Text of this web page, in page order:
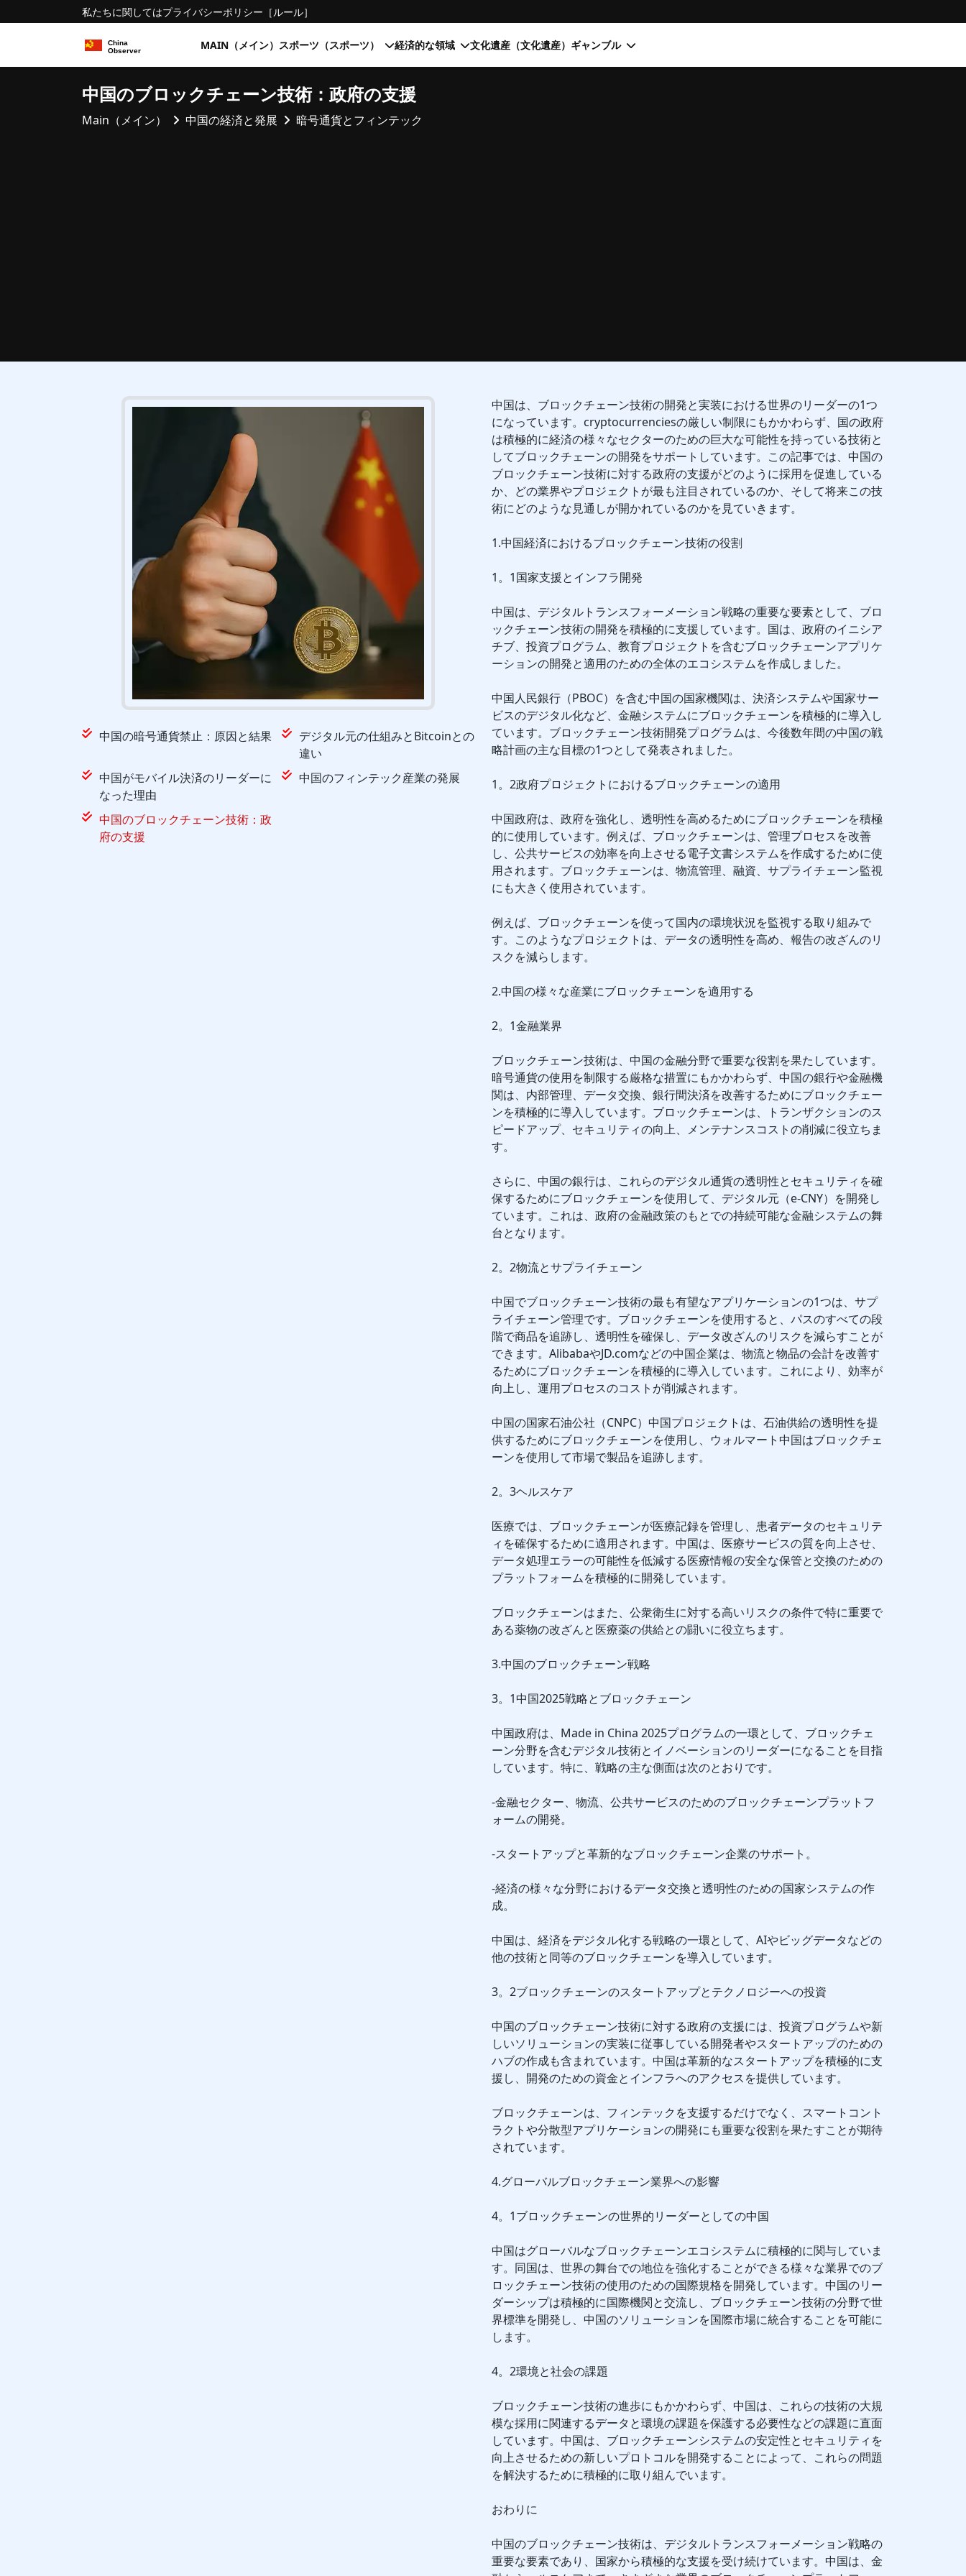
私たちに関してはプライバシーポリシー ［ルール］
MAIN（メイン） スポーツ（スポーツ） 経済的な領域 文化遺産（文化遺産） ギャンブル
中国のブロックチェーン技術：政府の支援
Main（メイン） 中国の経済と発展 暗号通貨とフィンテック
中国の暗号通貨禁止：原因と結果
デジタル元の仕組みとBitcoinとの
違い
中国がモバイル決済のリーダーに
なった理由
中国のフィンテック産業の発展
中国のブロックチェーン技術：政
府の支援
中国は、ブロックチェーン技術の開発と実装における世界のリーダーの1つ
になっています。cryptocurrenciesの厳しい制限にもかかわらず、国の政府
は積極的に経済の様々なセクターのための巨大な可能性を持っている技術と
してブロックチェーンの開発をサポートしています。この記事では、中国の
ブロックチェーン技術に対する政府の支援がどのように採用を促進している
か、どの業界やプロジェクトが最も注目されているのか、そして将来この技
術にどのような見通しが開かれているのかを見ていきます。
1.中国経済におけるブロックチェーン技術の役割
1。1国家支援とインフラ開発
中国は、デジタルトランスフォーメーション戦略の重要な要素として、ブロ
ックチェーン技術の開発を積極的に支援しています。国は、政府のイニシア
チブ、投資プログラム、教育プロジェクトを含むブロックチェーンアプリケ
ーションの開発と適用のための全体のエコシステムを作成しました。
中国人民銀行（PBOC）を含む中国の国家機関は、決済システムや国家サー
ビスのデジタル化など、金融システムにブロックチェーンを積極的に導入し
ています。ブロックチェーン技術開発プログラムは、今後数年間の中国の戦
略計画の主な目標の1つとして発表されました。
1。2政府プロジェクトにおけるブロックチェーンの適用
中国政府は、政府を強化し、透明性を高めるためにブロックチェーンを積極
的に使用しています。例えば、ブロックチェーンは、管理プロセスを改善
し、公共サービスの効率を向上させる電子文書システムを作成するために使
用されます。ブロックチェーンは、物流管理、融資、サプライチェーン監視
にも大きく使用されています。
例えば、ブロックチェーンを使って国内の環境状況を監視する取り組みで
す。このようなプロジェクトは、データの透明性を高め、報告の改ざんのリ
スクを減らします。
2.中国の様々な産業にブロックチェーンを適用する
2。1金融業界
ブロックチェーン技術は、中国の金融分野で重要な役割を果たしています。
暗号通貨の使用を制限する厳格な措置にもかかわらず、中国の銀行や金融機
関は、内部管理、データ交換、銀行間決済を改善するためにブロックチェー
ンを積極的に導入しています。ブロックチェーンは、トランザクションのス
ピードアップ、セキュリティの向上、メンテナンスコストの削減に役立ちま
す。
さらに、中国の銀行は、これらのデジタル通貨の透明性とセキュリティを確
保するためにブロックチェーンを使用して、デジタル元（e-CNY）を開発し
ています。これは、政府の金融政策のもとでの持続可能な金融システムの舞
台となります。
2。2物流とサプライチェーン
中国でブロックチェーン技術の最も有望なアプリケーションの1つは、サプ
ライチェーン管理です。ブロックチェーンを使用すると、パスのすべての段
階で商品を追跡し、透明性を確保し、データ改ざんのリスクを減らすことが
できます。AlibabaやJD.comなどの中国企業は、物流と物品の会計を改善す
るためにブロックチェーンを積極的に導入しています。これにより、効率が
向上し、運用プロセスのコストが削減されます。
中国の国家石油公社（CNPC）中国プロジェクトは、石油供給の透明性を提
供するためにブロックチェーンを使用し、ウォルマート中国はブロックチェ
ーンを使用して市場で製品を追跡します。
2。3ヘルスケア
医療では、ブロックチェーンが医療記録を管理し、患者データのセキュリテ
ィを確保するために適用されます。中国は、医療サービスの質を向上させ、
データ処理エラーの可能性を低減する医療情報の安全な保管と交換のための
プラットフォームを積極的に開発しています。
ブロックチェーンはまた、公衆衛生に対する高いリスクの条件で特に重要で
ある薬物の改ざんと医療薬の供給との闘いに役立ちます。
3.中国のブロックチェーン戦略
3。1中国2025戦略とブロックチェーン
中国政府は、Made in China 2025プログラムの一環として、ブロックチェ
ーン分野を含むデジタル技術とイノベーションのリーダーになることを目指
しています。特に、戦略の主な側面は次のとおりです。
-金融セクター、物流、公共サービスのためのブロックチェーンプラットフ
ォームの開発。
-スタートアップと革新的なブロックチェーン企業のサポート。
-経済の様々な分野におけるデータ交換と透明性のための国家システムの作
成。
中国は、経済をデジタル化する戦略の一環として、AIやビッグデータなどの
他の技術と同等のブロックチェーンを導入しています。
3。2ブロックチェーンのスタートアップとテクノロジーへの投資
中国のブロックチェーン技術に対する政府の支援には、投資プログラムや新
しいソリューションの実装に従事している開発者やスタートアップのための
ハブの作成も含まれています。中国は革新的なスタートアップを積極的に支
援し、開発のための資金とインフラへのアクセスを提供しています。
ブロックチェーンは、フィンテックを支援するだけでなく、スマートコント
ラクトや分散型アプリケーションの開発にも重要な役割を果たすことが期待
されています。
4.グローバルブロックチェーン業界への影響
4。1ブロックチェーンの世界的リーダーとしての中国
中国はグローバルなブロックチェーンエコシステムに積極的に関与していま
す。同国は、世界の舞台での地位を強化することができる様々な業界でのブ
ロックチェーン技術の使用のための国際規格を開発しています。中国のリー
ダーシップは積極的に国際機関と交流し、ブロックチェーン技術の分野で世
界標準を開発し、中国のソリューションを国際市場に統合することを可能に
します。
4。2環境と社会の課題
ブロックチェーン技術の進歩にもかかわらず、中国は、これらの技術の大規
模な採用に関連するデータと環境の課題を保護する必要性などの課題に直面
しています。中国は、ブロックチェーンシステムの安定性とセキュリティを
向上させるための新しいプロトコルを開発することによって、これらの問題
を解決するために積極的に取り組んでいます。
おわりに
中国のブロックチェーン技術は、デジタルトランスフォーメーション戦略の
重要な要素であり、国家から積極的な支援を受け続けています。中国は、金